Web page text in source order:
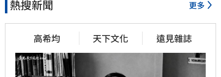
熱搜新聞 更多
高希均 天下文化 遠見雜誌